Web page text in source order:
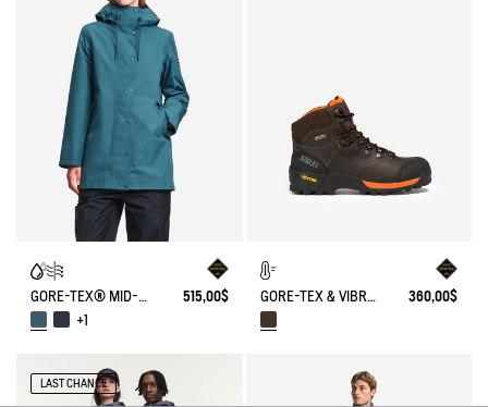
GORE-TEX® MID-LANG PARKA
515,00$
+1
GORE-TEX & VIBRAM® ALTAVIO WANDERSCHUH AUS SPALTLEDER 360,00$
LAST CHANCE